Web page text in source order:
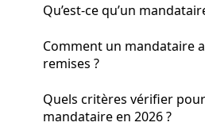
Qu’est-ce qu’un
Comment un mandataire
remises ?
Quels critères vérifier
mandataire en 2026 ?